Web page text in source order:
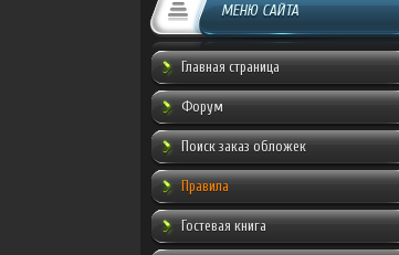
МЕНЮ САЙТА
Главная страница
Форум
Поиск заказ обложек
Правила
Гостевая книга